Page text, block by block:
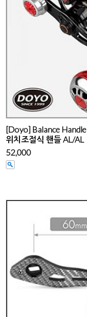
[Doyo] Balance Handle
위치조절식 핸들 AL/AL
52,000